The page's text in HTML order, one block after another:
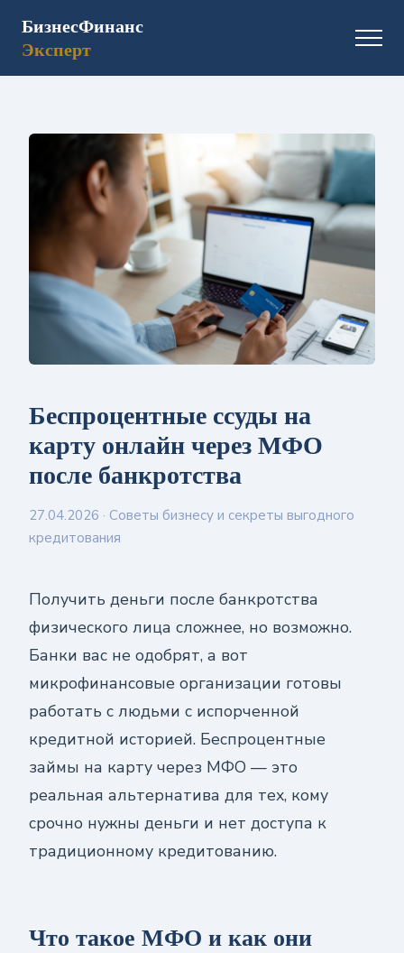
БизнесФинанс
Эксперт
Беспроцентные ссуды на
карту онлайн через МФО
после банкротства
27.04.2026 · Советы бизнесу и секреты выгодного
кредитования
Получить деньги после банкротства
физического лица сложнее, но возможно.
Банки вас не одобрят, а вот
микрофинансовые организации готовы
работать с людьми с испорченной
кредитной историей. Беспроцентные
займы на карту через МФО — это
реальная альтернатива для тех, кому
срочно нужны деньги и нет доступа к
традиционному кредитованию.
Что такое МФО и как они